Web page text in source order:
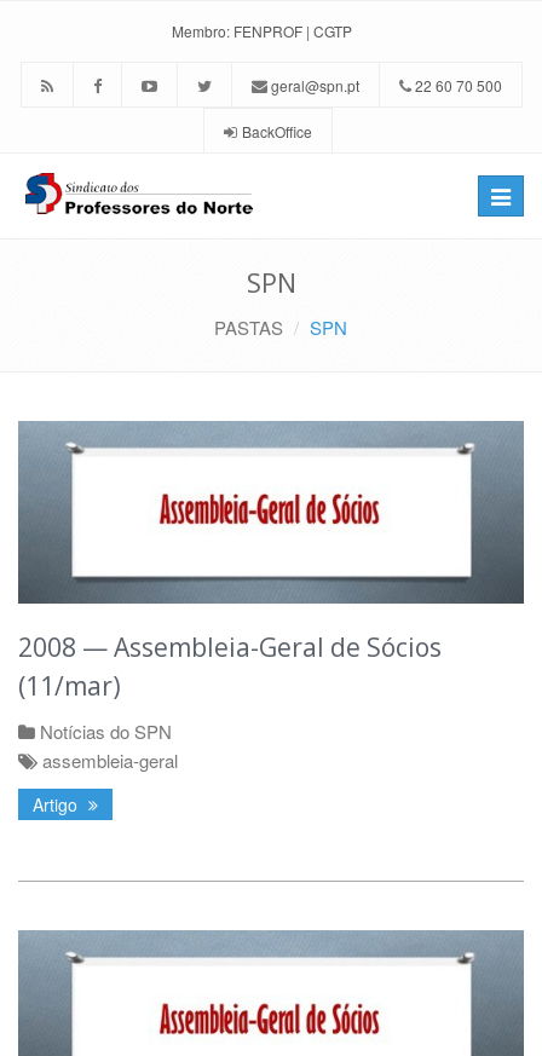
Membro: FENPROF | CGTP
geral@spn.pt 22 60 70 500
BackOffice
Toggle
SPN
PASTAS SPN
2008 — Assembleia-Geral de Sócios
(11/mar)
Notícias do SPN
assembleia-geral
Artigo